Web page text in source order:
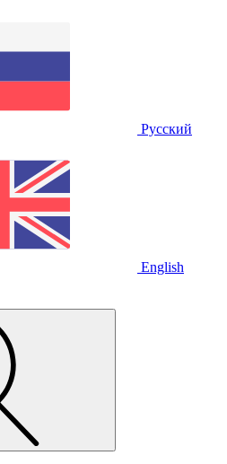
Русский
English